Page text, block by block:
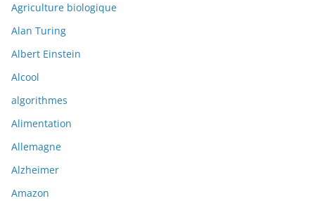
Agriculture biologique
Alan Turing
Albert Einstein
Alcool
algorithmes
Alimentation
Allemagne
Alzheimer
Amazon